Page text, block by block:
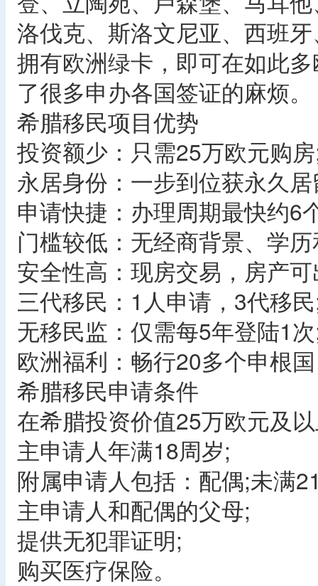
洛伐克、斯洛文尼亚、西班
拥有欧洲绿卡，即可在如此
了很多申办各国签证的麻烦。
希腊移民项目优势
投资额少：只需25万欧元购
永居身份：一步到位获永久
申请快捷：办理周期最快约6
门槛较低：无经商背景、学
安全性高：现房交易，房产
三代移民：1人申请，3代移
无移民监：仅需每5年登陆1
欧洲福利：畅行20多个申根
希腊移民申请条件
在希腊投资价值25万欧元及
主申请人年满18周岁;
附属申请人包括：配偶;未满
主申请人和配偶的父母;
提供无犯罪证明;
购买医疗保险。